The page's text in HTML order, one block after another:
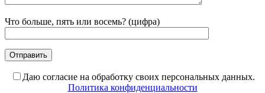
Что больше, пять или восемь? (цифра)
Даю согласие на обработку своих персональных данных.
Политика конфиденциальности